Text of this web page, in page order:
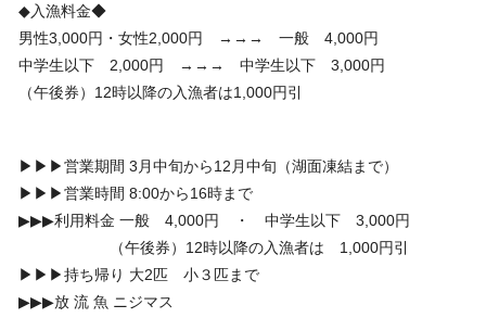
◆入漁料金◆
男性3,000円・女性2,000円 →→→ 一般 4,000円
中学生以下 2,000円 →→→ 中学生以下 3,000円
（午後券）12時以降の入漁者は1,000円引
▶▶▶営業期間 3月中旬から12月中旬（湖面凍結まで）
▶▶▶営業時間 8:00から16時まで
▶▶▶利用料金 一般 4,000円 ・ 中学生以下 3,000円
（午後券）12時以降の入漁者は 1,000円引
▶▶▶持ち帰り 大2匹 小３匹まで
▶▶▶放 流 魚 ニジマス